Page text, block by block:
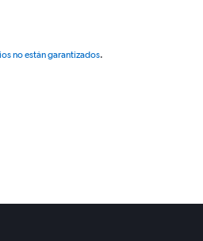
no están garantizados.